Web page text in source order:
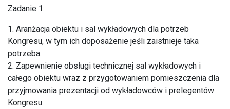
Zadanie 1:
1. Aranżacja obiektu i sal wykładowych dla potrzeb
Kongresu, w tym ich doposażenie jeśli zaistnieje taka
potrzeba.
2. Zapewnienie obsługi technicznej sal wykładowych i
całego obiektu wraz z przygotowaniem pomieszczenia dla
przyjmowania prezentacji od wykładowców i prelegentów
Kongresu.